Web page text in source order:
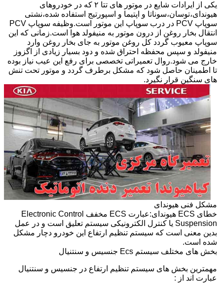
یکی از ایرادات شایع در موتور های تتا ۲ که در خودروهای
هیوندای،توسان،سوناتا و اپتیما و اسپورتیج استفاده شده،نشتی
سوپاپ PCV در درب سوپاپ این موتور است.وظیفه سوپاپ PCV
انتقال بخار روغن از درون موتور به منیفولد هوا است.زمانی که این
سوپاپ معیوب گردد کل روغن موتور به جای بخار روغن وارد
منیفولد و سپس محفظه احتراق شده و دود بسیار زیادی از اگزوز
خارج می شود.روال تعمیراتی تخصصی برای رفع این عیب نیاز بوده
تا اطمینان حاصل شود که مشکل برطرف گردد و موتور تحت تنش
های سنگین قرار نگیرد.
مشکل فنی هیوندای
خطای ECS هیوندای:عبارت ECS مخفف Electronic Control
Suspension یا کنترل الکترونیکی سیستم تعلیق است و در عمل
بدین معنی است که سیستم تنظیم ارتفاع این خودرو دچار مشکل
شده است.
بخش های مختلف سیستم Ecs جنسیس و سنتنیال
مهمترین بخش های سیستم تنظیم ارتفاع در جنسیس و سنتنیال
عبارت اند از :